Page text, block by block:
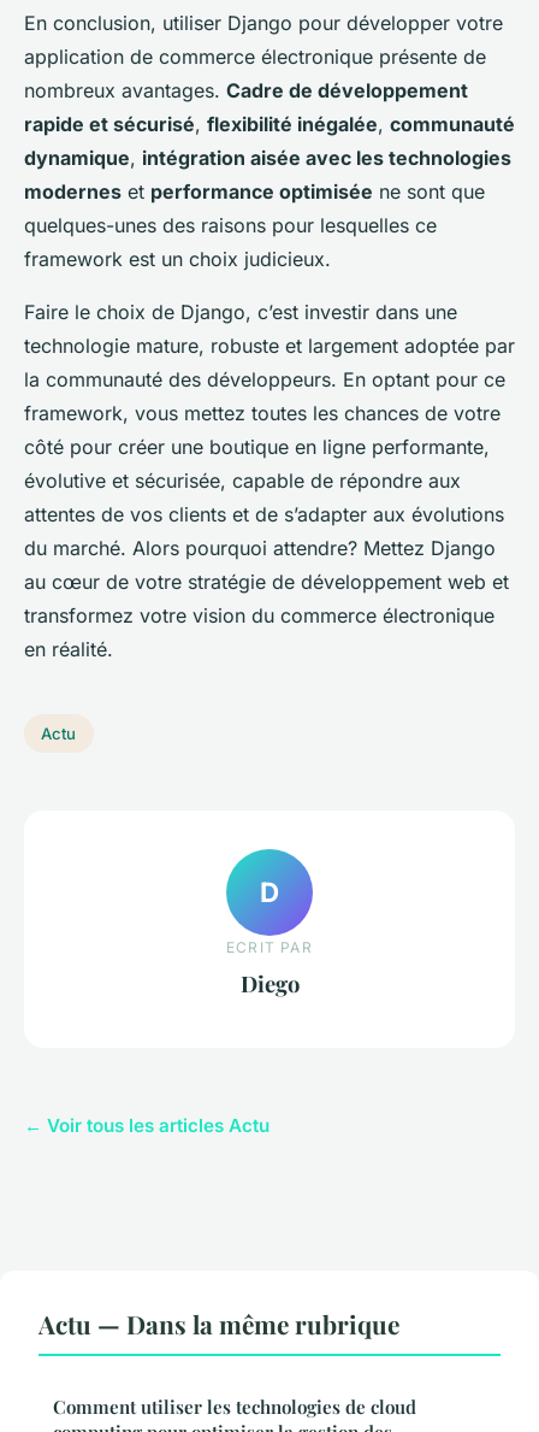
En conclusion, utiliser Django pour développer votre
application de commerce électronique présente de
nombreux avantages. Cadre de développement
rapide et sécurisé, flexibilité inégalée, communauté
dynamique, intégration aisée avec les technologies
modernes et performance optimisée ne sont que
quelques-unes des raisons pour lesquelles ce
framework est un choix judicieux.
Faire le choix de Django, c’est investir dans une
technologie mature, robuste et largement adoptée par
la communauté des développeurs. En optant pour ce
framework, vous mettez toutes les chances de votre
côté pour créer une boutique en ligne performante,
évolutive et sécurisée, capable de répondre aux
attentes de vos clients et de s’adapter aux évolutions
du marché. Alors pourquoi attendre? Mettez Django
au cœur de votre stratégie de développement web et
transformez votre vision du commerce électronique
en réalité.
Actu
D
ECRIT PAR
Diego
← Voir tous les articles Actu
Actu — Dans la même rubrique
Comment utiliser les technologies de cloud